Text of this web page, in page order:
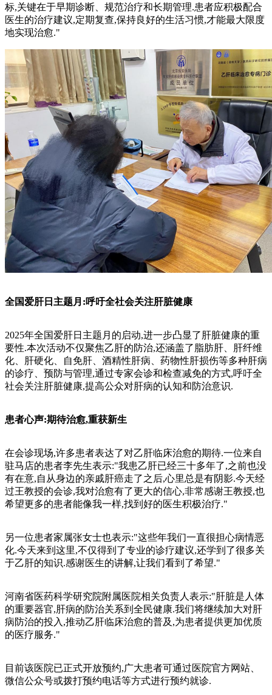
标,关键在于早期诊断、规范治疗和长期管理.患者应积极配合
医生的治疗建议,定期复查,保持良好的生活习惯,才能最大限度
地实现治愈."
全国爱肝日主题月:呼吁全社会关注肝脏健康
2025年全国爱肝日主题月的启动,进一步凸显了肝脏健康的重
要性.本次活动不仅聚焦乙肝的防治,还涵盖了脂肪肝、肝纤维
化、肝硬化、自免肝、酒精性肝病、药物性肝损伤等多种肝病
的诊疗、预防与管理,通过专家会诊和检查减免的方式,呼吁全
社会关注肝脏健康,提高公众对肝病的认知和防治意识.
患者心声:期待治愈,重获新生
在会诊现场,许多患者表达了对乙肝临床治愈的期待.一位来自
驻马店的患者李先生表示:"我患乙肝已经三十多年了,之前也没
有在意,自从身边的亲戚肝癌走了之后,心里总是有阴影.今天经
过王教授的会诊,我对治愈有了更大的信心,非常感谢王教授,也
希望更多的患者能像我一样,找到好的医生积极治疗."
另一位患者家属张女士也表示:"这些年我们一直很担心病情恶
化.今天来到这里,不仅得到了专业的诊疗建议,还学到了很多关
于乙肝的知识.感谢医生的讲解,让我们看到了希望."
河南省医药科学研究院附属医院相关负责人表示:"肝脏是人体
的重要器官,肝病的防治关系到全民健康.我们将继续加大对肝
病防治的投入,推动乙肝临床治愈的普及,为患者提供更加优质
的医疗服务."
目前该医院已正式开放预约,广大患者可通过医院官方网站、
微信公众号或拨打预约电话等方式进行预约就诊.